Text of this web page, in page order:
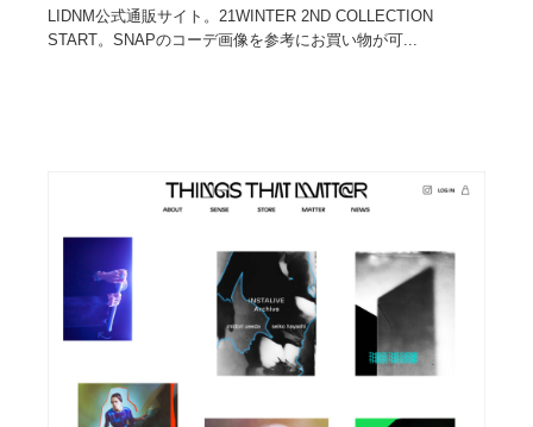
LIDNM公式通販サイト。21WINTER 2ND COLLECTION
START。SNAPのコーデ画像を参考にお買い物が可...